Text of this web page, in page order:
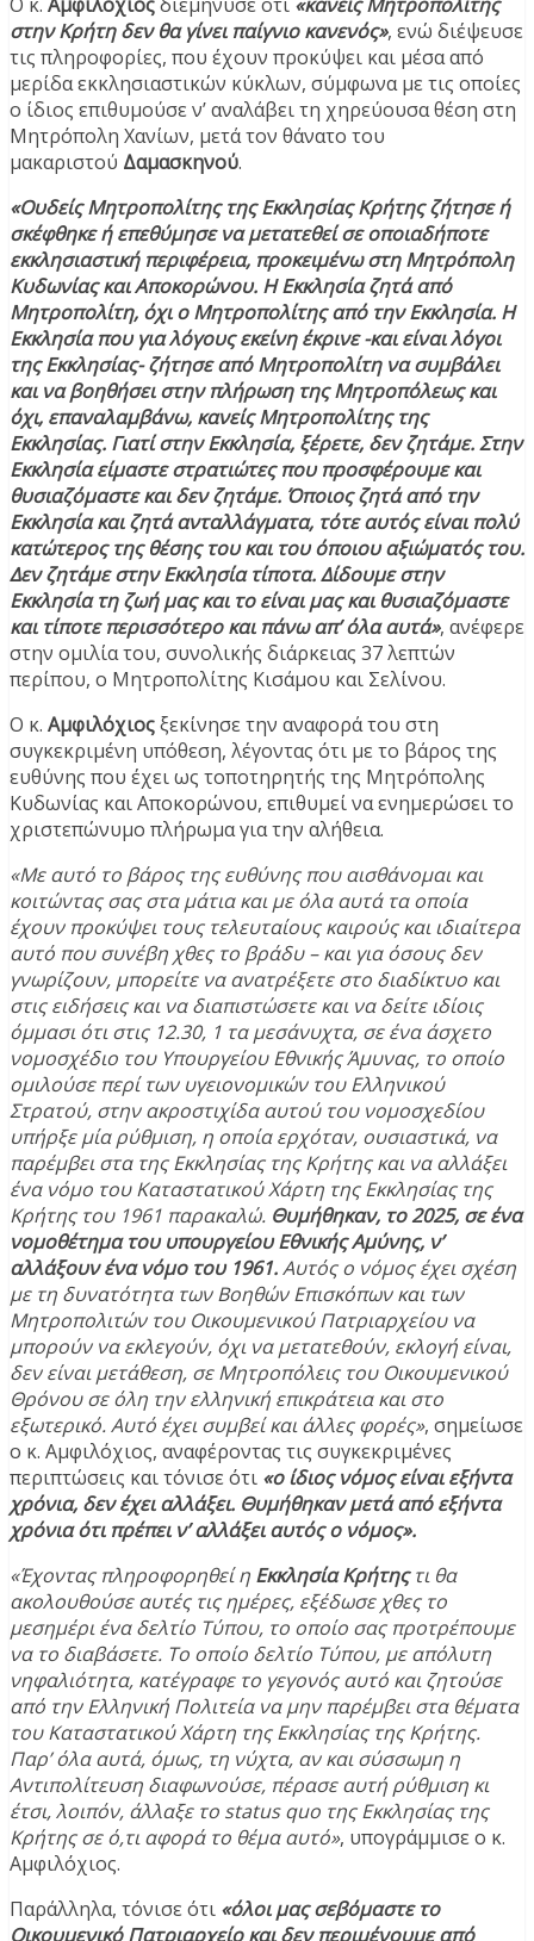
στην Κρήτη δεν θα γίνει παίγνιο κανενός», ενώ διέψευσε
τις πληροφορίες, που έχουν προκύψει και μέσα από
μερίδα εκκλησιαστικών κύκλων, σύμφωνα με τις οποίες
ο ίδιος επιθυμούσε ν’ αναλάβει τη χηρεύουσα θέση στη
Μητρόπολη Χανίων, μετά τον θάνατο του
μακαριστού Δαμασκηνού.
«Ουδείς Μητροπολίτης της Εκκλησίας Κρήτης ζήτησε ή
σκέφθηκε ή επεθύμησε να μετατεθεί σε οποιαδήποτε
εκκλησιαστική περιφέρεια, προκειμένω στη Μητρόπολη
Κυδωνίας και Αποκορώνου. Η Εκκλησία ζητά από
Μητροπολίτη, όχι ο Μητροπολίτης από την Εκκλησία. Η
Εκκλησία που για λόγους εκείνη έκρινε -και είναι λόγοι
της Εκκλησίας- ζήτησε από Μητροπολίτη να συμβάλει
και να βοηθήσει στην πλήρωση της Μητροπόλεως και
όχι, επαναλαμβάνω, κανείς Μητροπολίτης της
Εκκλησίας. Γιατί στην Εκκλησία, ξέρετε, δεν ζητάμε. Στην
Εκκλησία είμαστε στρατιώτες που προσφέρουμε και
θυσιαζόμαστε και δεν ζητάμε. Όποιος ζητά από την
Εκκλησία και ζητά ανταλλάγματα, τότε αυτός είναι πολύ
κατώτερος της θέσης του και του όποιου αξιώματός του.
Δεν ζητάμε στην Εκκλησία τίποτα. Δίδουμε στην
Εκκλησία τη ζωή μας και το είναι μας και θυσιαζόμαστε
και τίποτε περισσότερο και πάνω απ’ όλα αυτά», ανέφερε
στην ομιλία του, συνολικής διάρκειας 37 λεπτών
περίπου, ο Μητροπολίτης Κισάμου και Σελίνου.
Ο κ. Αμφιλόχιοςξεκίνησε την αναφορά του στη
συγκεκριμένη υπόθεση, λέγοντας ότι με το βάρος της
ευθύνης που έχει ως τοποτηρητής της Μητρόπολης
Κυδωνίας και Αποκορώνου, επιθυμεί να ενημερώσει το
χριστεπώνυμο πλήρωμα για την αλήθεια.
«Με αυτό το βάρος της ευθύνης που αισθάνομαι και
κοιτώντας σας στα μάτια και με όλα αυτά τα οποία
έχουν προκύψει τους τελευταίους καιρούς και ιδιαίτερα
αυτό που συνέβη χθες το βράδυ – και για όσους δεν
γνωρίζουν, μπορείτε να ανατρέξετε στο διαδίκτυο και
στις ειδήσεις και να διαπιστώσετε και να δείτε ιδίοις
όμμασι ότι στις 12.30, 1 τα μεσάνυχτα, σε ένα άσχετο
νομοσχέδιο του Υπουργείου Εθνικής Άμυνας, το οποίο
ομιλούσε περί των υγειονομικών του Ελληνικού
Στρατού, στην ακροστιχίδα αυτού του νομοσχεδίου
υπήρξε μία ρύθμιση, η οποία ερχόταν, ουσιαστικά, να
παρέμβει στα της Εκκλησίας της Κρήτης και να αλλάξει
ένα νόμο του Καταστατικού Χάρτη της Εκκλησίας της
Κρήτης του 1961 παρακαλώ. Θυμήθηκαν, το 2025, σε ένα
νομοθέτημα του υπουργείου Εθνικής Αμύνης, ν’
αλλάξουν ένα νόμο του 1961.Αυτός ο νόμος έχει σχέση
με τη δυνατότητα των Βοηθών Επισκόπων και των
Μητροπολιτών του Οικουμενικού Πατριαρχείου να
μπορούν να εκλεγούν, όχι να μετατεθούν, εκλογή είναι,
δεν είναι μετάθεση, σε Μητροπόλεις του Οικουμενικού
Θρόνου σε όλη την ελληνική επικράτεια και στο
εξωτερικό. Αυτό έχει συμβεί και άλλες φορές», σημείωσε
ο κ. Αμφιλόχιος, αναφέροντας τις συγκεκριμένες
περιπτώσεις και τόνισε ότι «ο ίδιος νόμος είναι εξήντα
χρόνια, δεν έχει αλλάξει. Θυμήθηκαν μετά από εξήντα
χρόνια ότι πρέπει ν’ αλλάξει αυτός ο νόμος».
«Έχοντας πληροφορηθεί η Εκκλησία Κρήτηςτι θα
ακολουθούσε αυτές τις ημέρες, εξέδωσε χθες το
μεσημέρι ένα δελτίο Τύπου, το οποίο σας προτρέπουμε
να το διαβάσετε. Το οποίο δελτίο Τύπου, με απόλυτη
νηφαλιότητα, κατέγραφε το γεγονός αυτό και ζητούσε
από την Ελληνική Πολιτεία να μην παρέμβει στα θέματα
του Καταστατικού Χάρτη της Εκκλησίας της Κρήτης.
Παρ’ όλα αυτά, όμως, τη νύχτα, αν και σύσσωμη η
Αντιπολίτευση διαφωνούσε, πέρασε αυτή ρύθμιση κι
έτσι, λοιπόν, άλλαξε το status quo της Εκκλησίας της
Κρήτης σε ό,τι αφορά το θέμα αυτό», υπογράμμισε ο κ.
Αμφιλόχιος.
Παράλληλα, τόνισε ότι «όλοι μας σεβόμαστε το
Οικουμενικό Πατριαρχείο και δεν περιμένουμε από